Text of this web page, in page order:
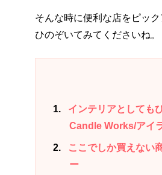
そんな時に便利な店をピッ
ひのぞいてみてくださいね。
1
インテリアとしても
Candle Works/アイ
2
ここでしか買えない
ー